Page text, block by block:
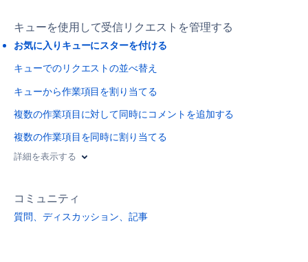
キューを使用して受信リクエストを管理する
お気に入りキューにスターを付ける
キューでのリクエストの並べ替え
キューから作業項目を割り当てる
複数の作業項目に対して同時にコメントを追加する
複数の作業項目を同時に割り当てる
詳細を表示する
コミュニティ
質問、ディスカッション、記事